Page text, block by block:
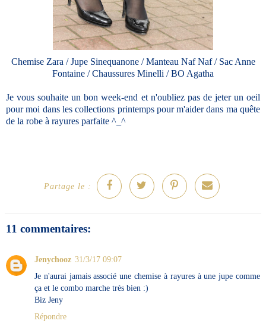
Chemise Zara / Jupe Sinequanone / Manteau Naf Naf / Sac Anne
Fontaine / Chaussures Minelli / BO Agatha
Je vous souhaite un bon week-end et n'oubliez pas de jeter un oeil
pour moi dans les collections printemps pour m'aider dans ma quête
de la robe à rayures parfaite ^_^
Partage le :
11 commentaires:
Jenychooz 31/3/17 09:07
Je n'aurai jamais associé une chemise à rayures à une jupe comme
ça et le combo marche très bien :)
Biz Jeny
Répondre